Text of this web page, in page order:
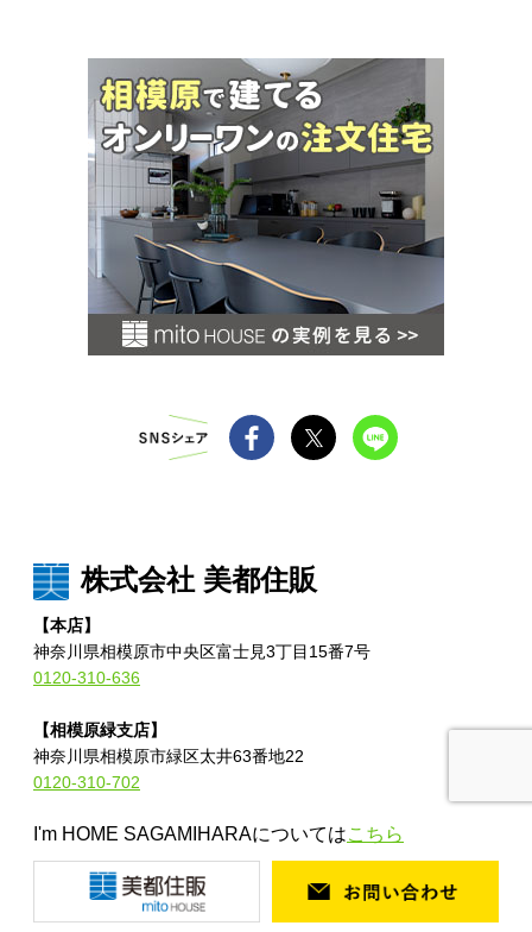
株式会社 美都住販
【本店】
神奈川県相模原市中央区富士見3丁目15番7号
0120-310-636
【相模原緑支店】
神奈川県相模原市緑区太井63番地22
0120-310-702
I'm HOME SAGAMIHARAについてはこちら